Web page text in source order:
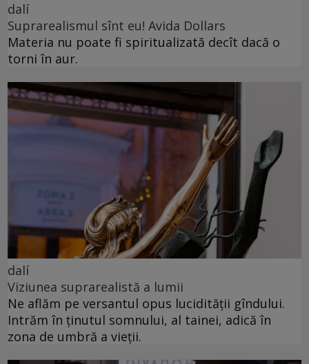
dalí
Suprarealismul sînt eu! Avida Dollars
Materia nu poate fi spiritualizată decît dacă o
torni în aur.
dalí
Viziunea suprarealistă a lumii
Ne aflăm pe versantul opus lucidității gîndului.
Intrăm în ținutul somnului, al tainei, adică în
zona de umbră a vieții.